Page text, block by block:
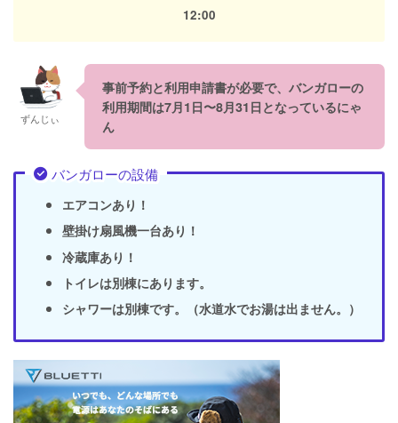
12:00
ずんじぃ
事前予約と利用申請書が必要で、バンガローの
利用期間は7月1日〜8月31日となっているにゃ
ん
バンガローの設備
エアコンあり！
壁掛け扇風機一台あり！
冷蔵庫あり！
トイレは別棟にあります。
シャワーは別棟です。（水道水でお湯は出ません。）